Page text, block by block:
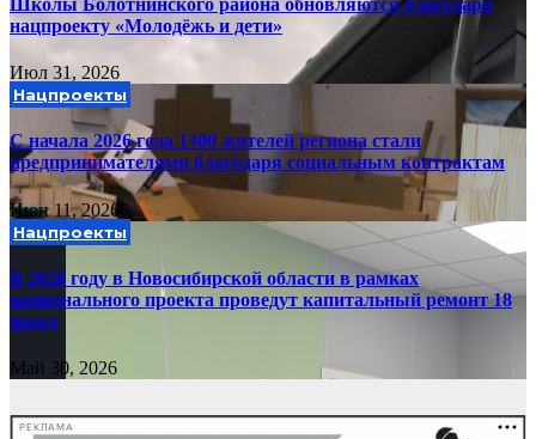
нацпроекту «Молодёжь и дети»
Июл 31, 2026
Нацпроекты
С начала 2026 года 1300 жителей региона стали
предпринимателями благодаря социальным контрактам
Июн 11, 2026
Нацпроекты
В 2026 году в Новосибирской области в рамках
национального проекта проведут капитальный ремонт 18
школ
Май 30, 2026
РЕКЛАМА